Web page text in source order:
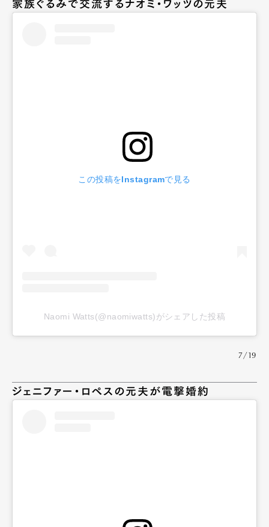
家族ぐるみで交流するナオミ・ワッツの元夫
この投稿をInstagramで見る
Naomi Watts(@naomiwatts)がシェアした投稿
7/19
ジェニファー・ロペスの元夫が電撃婚約